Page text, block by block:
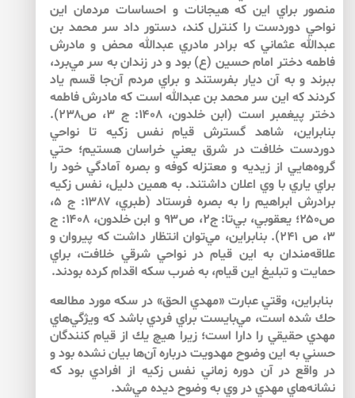
منصور براي اين كه هيجانات و احساسات مردمان اين
نواحي دوردست را كنترل كند، دستور داد سر محمد بن
عبدالله عثماني كه برادر مادري عبدالله محض و مادرش
فاطمه دختر امام حسين (ع) بود و در زندان به سر مي‌برد،
ببرند و به آن ديار بفرستند و براي مردم آن‌جا قسم ياد
كردند كه اين سر محمد بن عبدالله است كه مادرش فاطمه
دختر پيغمبر است (ابن خلدون، ۱۴۰۸: ج ۳، ص۲۳۸).
بنابراين، شاهد گسترش قيام نفس زكيه تا نواحي
دوردست خلافت در شرق يعني خراسان هستيم؛ حتي
گروه‌هايي از زيديه و معتزله كوفه و بصره آمادگي خود را
براي ياري با وي اعلان داشتند. به همين دليل، نفس زكيه
برادرش ابراهيم را به بصره فرستاد (طبري، ۱۳۸۷: ج ۵،
ص۲۵۰؛ يعقوبي، بي‌تا: ج۲، ص۹۳ و ابن خلدون، ۱۴۰۸: ج
۳، ص ۲۴۱). بنابراين، مي‌توان انتظار داشت كه پيروان و
علاقه‌مندان به اين قيام در نواحي شرقي خلافت، براي
حمايت و تبليغ اين قيام، به ضرب سكه اقدام كرده بودند.
بنابراين، وقتي عبارت «مهدي الحق» در سكه مورد مطالعه
حك شده است، مي‌بايست براي فردي باشد كه ويژگي‌هاي
مهدي حقيقي را دارا است؛ زيرا هيچ يك از قيام كنندگان
حسني به اين وضوح مهدويت درباره آن‌ها بيان نشده بود و
در واقع در آن دوره زماني نفس زكيه از افرادي بود كه
نشانه‌هاي مهدي در وي به وضوح ديده مي‌شد.